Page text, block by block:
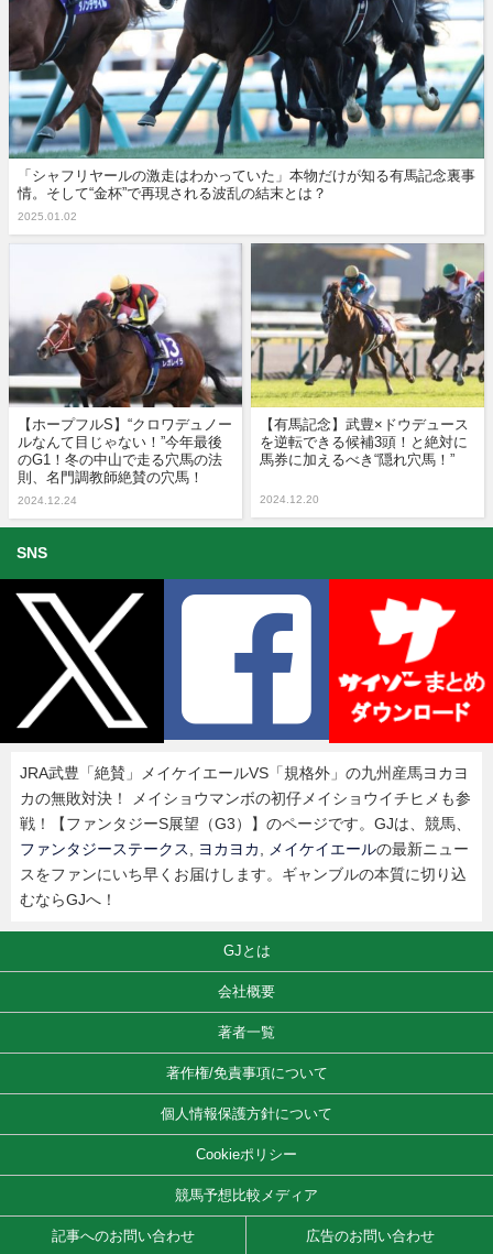
「シャフリヤールの激走はわかっていた」本物だけが知る有馬記念裏事
情。そして“金杯”で再現される波乱の結末とは？
2025.01.02
【ホープフルS】“クロワデュノー
ルなんて目じゃない！”今年最後
のG1！冬の中山で走る穴馬の法
則、名門調教師絶賛の穴馬！
2024.12.24
【有馬記念】武豊×ドウデュース
を逆転できる候補3頭！と絶対に
馬券に加えるべき“隠れ穴馬！”
2024.12.20
SNS
JRA武豊「絶賛」メイケイエールVS「規格外」の九州産馬ヨカヨ
カの無敗対決！ メイショウマンボの初仔メイショウイチヒメも参
戦！【ファンタジーS展望（G3）】のページです。GJは、競馬、
ファンタジーステークス
ヨカヨカ メイケイエールの最新ニュー
スをファンにいち早くお届けします。ギャンブルの本質に切り込
むならGJへ！
GJとは
会社概要
著者一覧
著作権/免責事項について
個人情報保護方針について
Cookieポリシー
競馬予想比較メディア
記事へのお問い合わせ 広告のお問い合わせ